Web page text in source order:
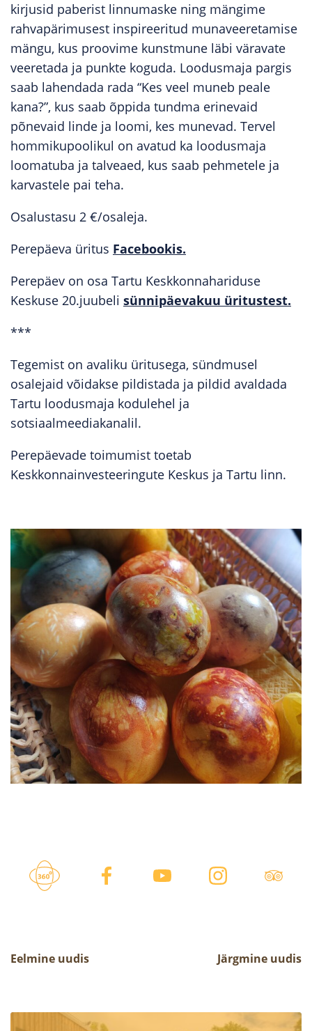
kirjusid paberist linnumaske ning mängime
rahvapärimusest inspireeritud munaveeretamise
mängu, kus proovime kunstmune läbi väravate
veeretada ja punkte koguda. Loodusmaja pargis
saab lahendada rada “Kes veel muneb peale
kana?”, kus saab õppida tundma erinevaid
põnevaid linde ja loomi, kes munevad. Tervel
hommikupoolikul on avatud ka loodusmaja
loomatuba ja talveaed, kus saab pehmetele ja
karvastele pai teha.
Osalustasu 2 €/osaleja.
Perepäeva üritus Facebookis.
Perepäev on osa Tartu Keskkonnahariduse
Keskuse 20.juubeli sünnipäevakuu üritustest.
***
Tegemist on avaliku üritusega, sündmusel
osalejaid võidakse pildistada ja pildid avaldada
Tartu loodusmaja kodulehel ja
sotsiaalmeediakanalil.
Perepäevade toimumist toetab
Keskkonnainvesteeringute Keskus ja Tartu linn.
Eelmine uudis Järgmine uudis